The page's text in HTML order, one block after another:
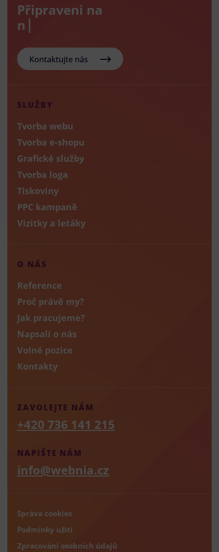
Připraveni na
nový
Kontaktujte nás
SLUŽBY
Tvorba webu
Tvorba e-shopu
Grafické služby
Tvorba loga
Tiskoviny
PPC kampaně
Vizitky a letáky
O NÁS
Reference
Proč právě my?
Jak pracujeme?
Napsali o nás
Volné pozice
Kontakty
NAPIŠTE NÁM
info@webnia.cz
ZAVOLEJTE NÁM
+420 736 141 215
Správa cookies
Podmínky užití
Zpracování osobních údajů